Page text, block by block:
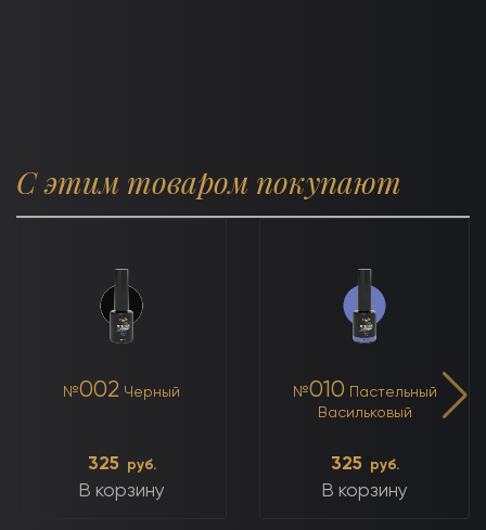
С этим товаром покупают
№002 Черный
325 руб.
В корзину
№010 Пастельный
Васильковый
325 руб.
В корзину